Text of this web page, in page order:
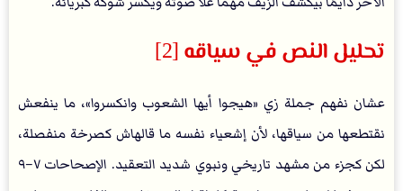
تحليل النص في سياقه[2]
عشان نفهم جملة زي «هيجوا أيها الشعوب وانكسروا»، ما ينفعش
نقتطعها من سياقها، لأن إشعياء نفسه ما قالهاش كصرخة منفصلة،
لكن كجزء من مشهد تاريخي ونبوي شديد التعقيد. الإصحاحات ٧–٩